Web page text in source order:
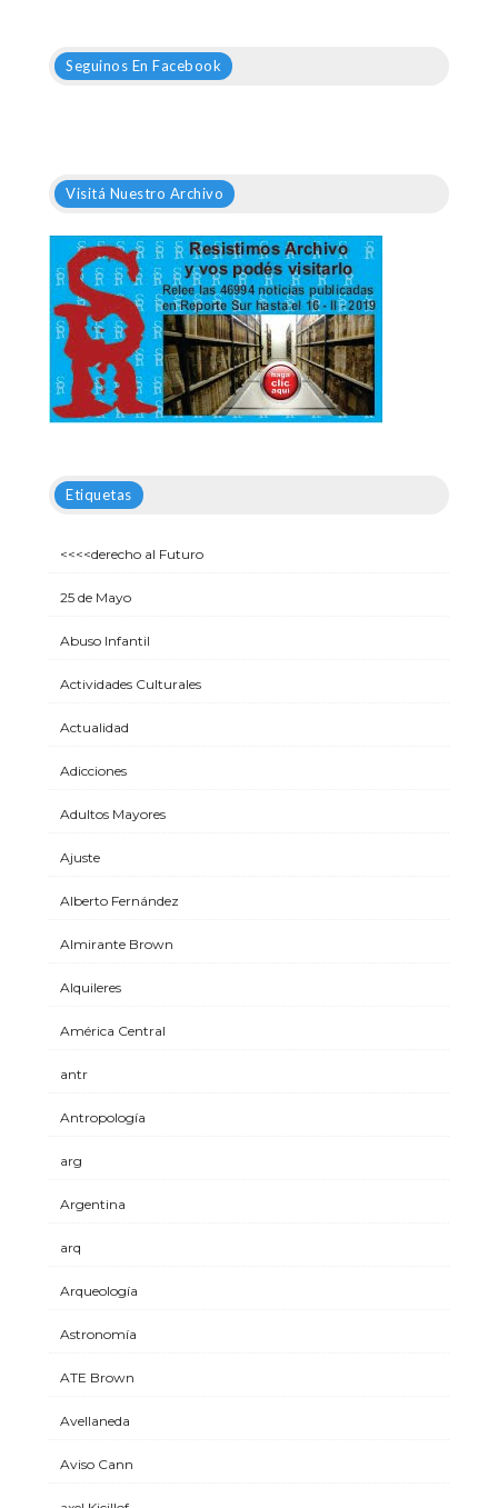
Seguinos En Facebook
Visitá Nuestro Archivo
Etiquetas
<<<<derecho al Futuro
25 de Mayo
Abuso Infantil
Actividades Culturales
Actualidad
Adicciones
Adultos Mayores
Ajuste
Alberto Fernández
Almirante Brown
Alquileres
América Central
antr
Antropología
arg
Argentina
arq
Arqueología
Astronomía
ATE Brown
Avellaneda
Aviso Cann